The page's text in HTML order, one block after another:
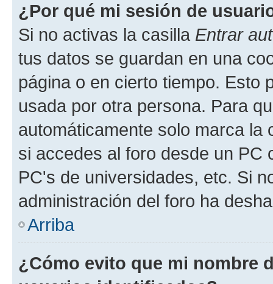
¿Por qué mi sesión de
Si no activas la casilla Entrar
tus datos se guardan en una
página o en cierto tiempo. Esto
usada por otra persona. Para
automáticamente solo marca la
si accedes al foro desde un PC
PC's de universidades, etc. Si
administración del foro ha
Arriba
¿Cómo evito que mi nombre